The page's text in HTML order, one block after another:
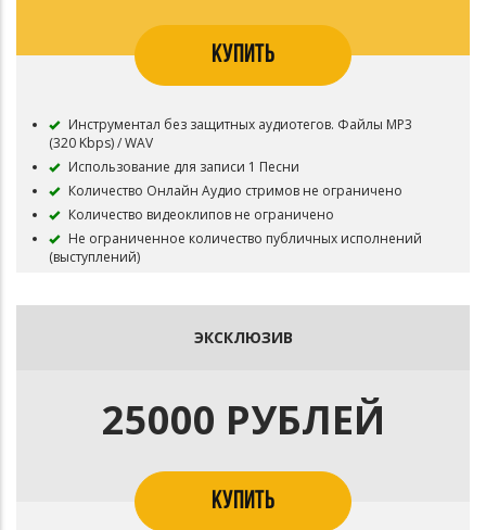
КУПИТЬ
Инструментал без защитных аудиотегов. Файлы MP3
(320 Kbps) / WAV
Использование для записи 1 Песни
Количество Онлайн Аудио стримов не ограничено
Количество видеоклипов не ограничено
Не ограниченное количество публичных исполнений
(выступлений)
Все права на инструментал сохраняются за
В названии трека необходимо указать (Prod. by marlon)
ЭКСКЛЮЗИВ
25000 РУБЛЕЙ
КУПИТЬ